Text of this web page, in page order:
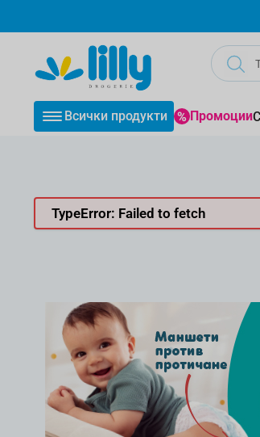
Всички продукти Промоции
TypeError: Failed to fetch